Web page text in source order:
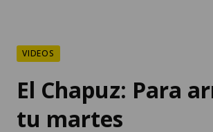
VIDEOS
El Chapuz: Para
tu martes